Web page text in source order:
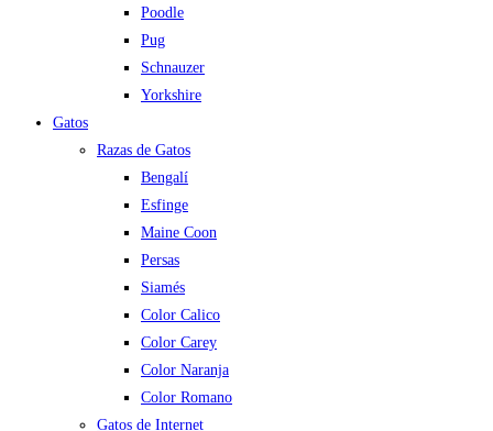
Poodle
Pug
Schnauzer
Yorkshire
Gatos
Razas de Gatos
Bengalí
Esfinge
Maine Coon
Persas
Siamés
Color Calico
Color Carey
Color Naranja
Color Romano
Gatos de Internet